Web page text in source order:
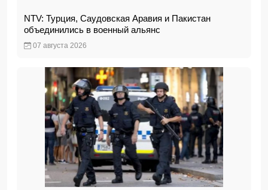
NTV: Турция, Саудовская Аравия и Пакистан
объединились в военный альянс
07 августа 2026